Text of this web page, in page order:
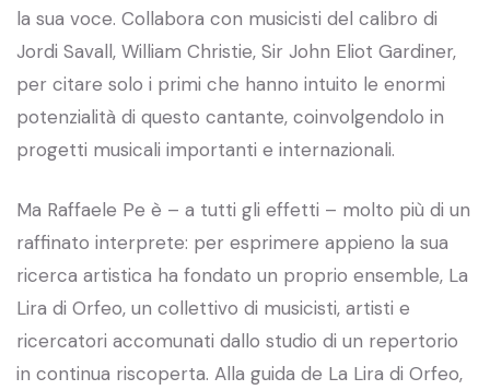
la sua voce. Collabora con musicisti del calibro di
Jordi Savall, William Christie, Sir John Eliot Gardiner,
per citare solo i primi che hanno intuito le enormi
potenzialità di questo cantante, coinvolgendolo in
progetti musicali importanti e internazionali.
Ma Raffaele Pe è – a tutti gli effetti – molto più di un
raffinato interprete: per esprimere appieno la sua
ricerca artistica ha fondato un proprio ensemble, La
Lira di Orfeo, un collettivo di musicisti, artisti e
ricercatori accomunati dallo studio di un repertorio
in continua riscoperta. Alla guida de La Lira di Orfeo,